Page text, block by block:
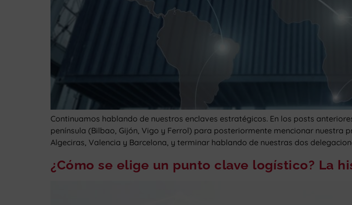
Continuamos hablando de nuestros enclaves estratégicos. En los posts
península (Bilbao, Gijón, Vigo y Ferrol) para posteriormente mencionar
Algeciras, Valencia y Barcelona, y terminar hablando de nuestras dos
¿Cómo se elige un punto clave logístico? La